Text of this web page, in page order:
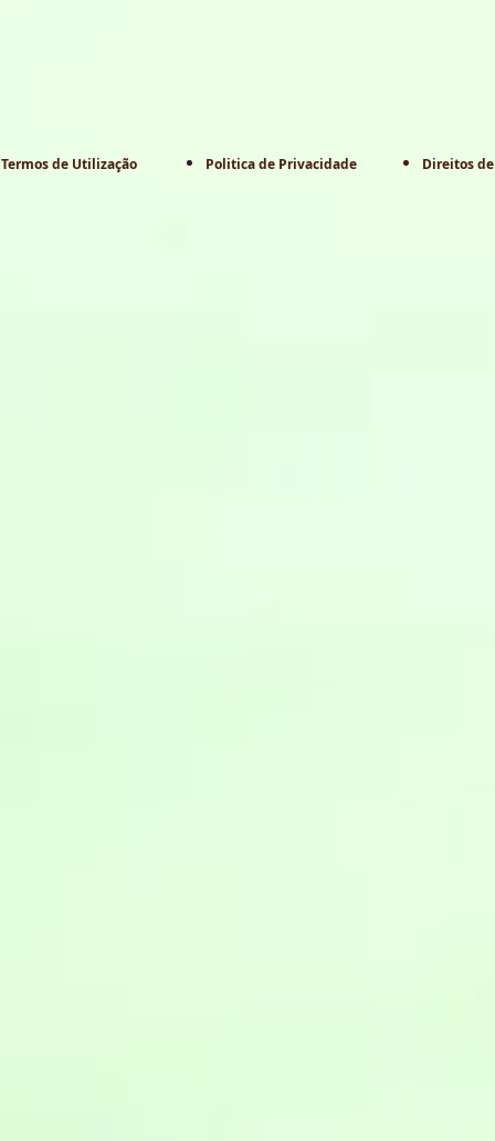
Termos de Utilização Politica de Privacidade Direitos